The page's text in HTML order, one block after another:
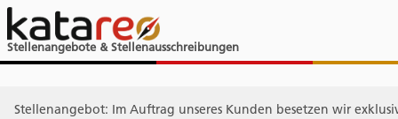
Stellenangebote & Stellenausschreibungen
Stellenangebot: Im Auftrag unseres Kunden besetzen wir